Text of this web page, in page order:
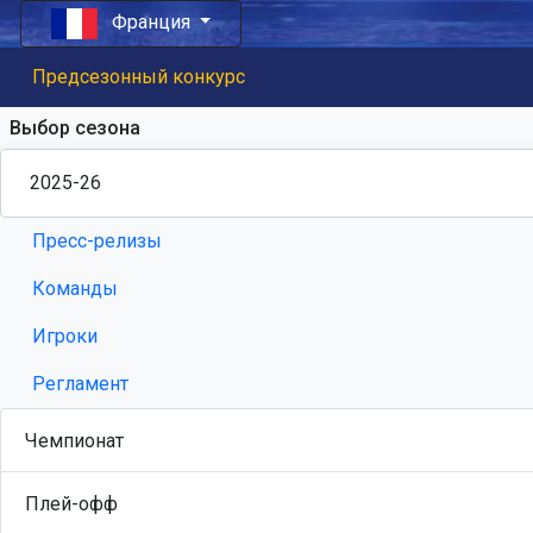
Франция
Предсезонный конкурс
Выбор сезона
Пресс-релизы
Команды
Игроки
Регламент
Чемпионат
Плей-офф